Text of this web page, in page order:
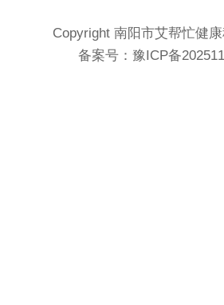
Copyright 南阳市艾帮忙健
备案号： 豫ICP备